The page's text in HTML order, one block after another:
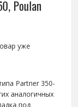
Poulan
уже
Partner 350-
аналогичных
под